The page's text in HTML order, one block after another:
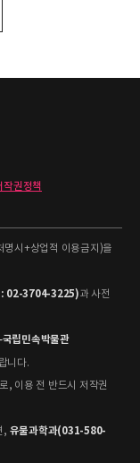
작권정책
명시+상업적 이용금지)을
: 02-3704-3225)과 사전
립민속박물관
니다.
, 이용 전 반드시 저작권
, 유물과학과(031-580-